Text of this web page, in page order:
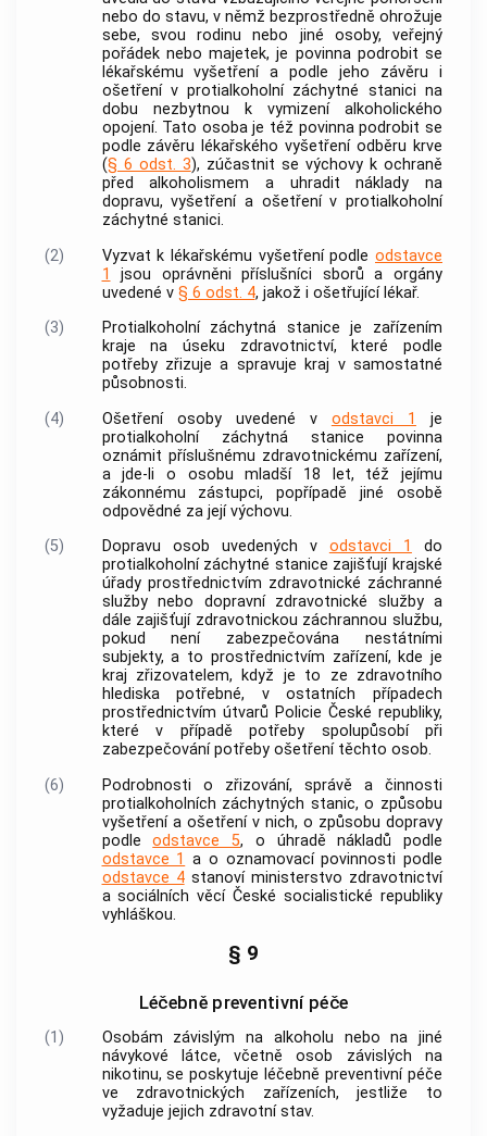
nebo do stavu, v němž bezprostředně ohrožuje
sebe, svou rodinu nebo jiné osoby, veřejný
pořádek nebo majetek, je povinna podrobit se
lékařskému vyšetření a podle jeho závěru i
ošetření v protialkoholní záchytné stanici na
dobu nezbytnou k vymizení alkoholického
opojení. Tato osoba je též povinna podrobit se
podle závěru lékařského vyšetření odběru krve
(§ 6 odst. 3), zúčastnit se výchovy k ochraně
před alkoholismem a uhradit náklady na
dopravu, vyšetření a ošetření v protialkoholní
záchytné stanici.
(2)
Vyzvat k lékařskému vyšetření podle odstavce
1
jsou oprávněni příslušníci sborů a orgány
uvedené v § 6 odst. 4, jakož i ošetřující lékař.
(3)
Protialkoholní záchytná stanice je zařízením
kraje na úseku zdravotnictví, které podle
potřeby zřizuje a spravuje kraj v samostatné
působnosti.
(4)
Ošetření osoby uvedené v odstavci 1
je
protialkoholní záchytná stanice povinna
oznámit příslušnému zdravotnickému zařízení,
a jde-li o osobu mladší 18 let, též jejímu
zákonnému zástupci, popřípadě jiné osobě
odpovědné za její výchovu.
(5)
Dopravu osob uvedených v odstavci 1
do
protialkoholní záchytné stanice zajišťují krajské
úřady prostřednictvím zdravotnické záchranné
služby nebo dopravní zdravotnické služby a
dále zajišťují zdravotnickou záchrannou službu,
pokud není zabezpečována nestátními
subjekty, a to prostřednictvím zařízení, kde je
kraj zřizovatelem, když je to ze zdravotního
hlediska potřebné, v ostatních případech
prostřednictvím útvarů Policie České republiky,
které v případě potřeby spolupůsobí při
zabezpečování potřeby ošetření těchto osob.
(6)
Podrobnosti o zřizování, správě a činnosti
protialkoholních záchytných stanic, o způsobu
vyšetření a ošetření v nich, o způsobu dopravy
podleodstavce 5, o úhradě nákladů podle
odstavce 1 a o oznamovací povinnosti podle
odstavce 4stanoví ministerstvo zdravotnictví
a sociálních věcí České socialistické republiky
vyhláškou.
§ 9
Léčebně preventivní péče
(1)
Osobám závislým na alkoholu nebo na jiné
návykové látce, včetně osob závislých na
nikotinu, se poskytuje léčebně preventivní péče
ve zdravotnických zařízeních, jestliže to
vyžaduje jejich zdravotní stav.